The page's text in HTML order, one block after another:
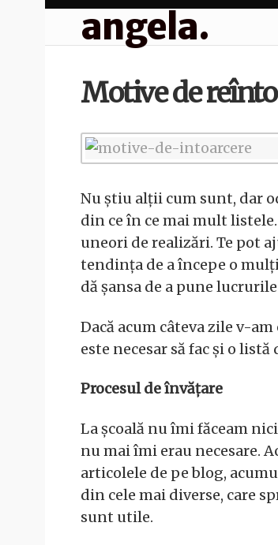
angela.
Motive de
Nu știu alții cum sunt, dar
din ce în ce mai mult
uneori de realizări. Te pot
tendința de a începe o
dă șansa de a pune
Dacă acum câteva zile v-
este necesar să fac și o
Procesul de învățare
La școală nu îmi făceam
nu mai îmi erau necesare.
articolele de pe blog,
din cele mai diverse, care
sunt utile.